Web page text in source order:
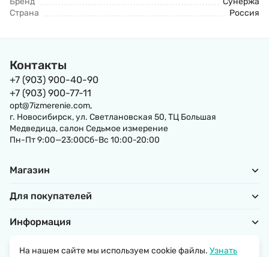
Страна
Россия
Контакты
+7 (903) 900-40-90
+7 (903) 900-77-11
opt@7izmerenie.com,
г. Новосибирск, ул. Светлановская 50, ТЦ Большая
Медведица, салон Седьмое измерение
Пн-Пт 9:00—23:00Сб-Вс 10:00-20:00
Магазин
Для покупателей
Информация
На нашем сайте мы используем cookie файлы. Узнать